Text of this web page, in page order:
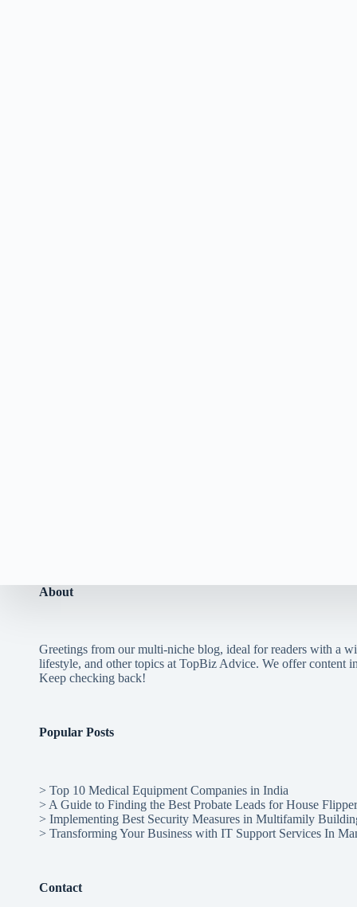
About
Greetings from our multi-niche blog, ideal for readers with a
lifestyle, and other topics at TopBiz Advice. We offer content
Keep checking back!
Popular Posts
> Top 10 Medical Equipment Companies in India
> A Guide to Finding the Best Probate Leads for House
> Implementing Best Security Measures in Multifamily
> Transforming Your Business with IT Support Services In
Contact